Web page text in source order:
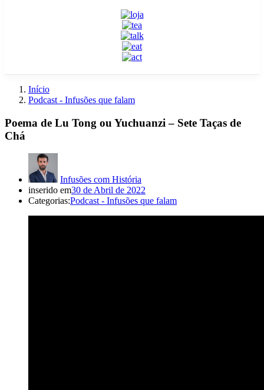
Início
Podcast - Infusões que falam
Poema de Lu Tong ou Yuchuanzi – Sete Taças de
Chá
Infusões com História
inserido em30 de Abril de 2022
Categorias:Podcast - Infusões que falam